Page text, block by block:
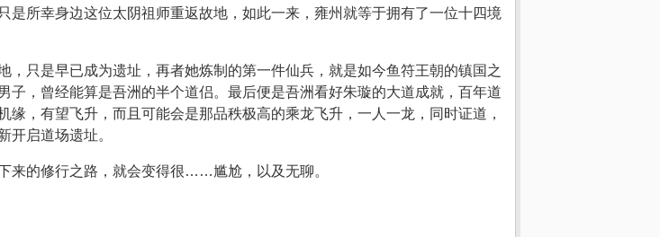
所幸身边这位太阴祖师重返故地，如此一来，雍州就等于拥有了一位十四境
只是早已成为遗址，再者她炼制的第一件仙兵，就是如今鱼符王朝的镇国之
，曾经能算是吾洲的半个道侣。最后便是吾洲看好朱璇的大道成就，百年道
，有望飞升，而且可能会是那品秩极高的乘龙飞升，一人一龙，同时证道，
开启道场遗址。
来的修行之路，就会变得很……尴尬，以及无聊。